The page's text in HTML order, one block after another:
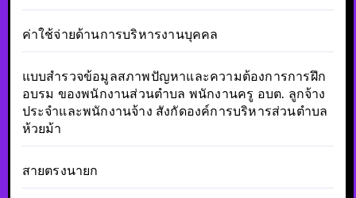
ค่าใช้จ่ายด้านการบริหารงานบุคคล
แบบสำรวจข้อมูลสภาพปัญหาและความต้องการการฝึก
อบรม ของพนักงานส่วนตำบล พนักงานครู อบต. ลูกจ้าง
ประจำและพนักงานจ้าง สังกัดองค์การบริหารส่วนตำบล
ห้วยม้า
สายตรงนายก